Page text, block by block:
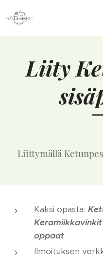
Liity
Liittymällä
Kaksi opasta:
Keramiikkavinkit
oppaat
Ilmoituksen